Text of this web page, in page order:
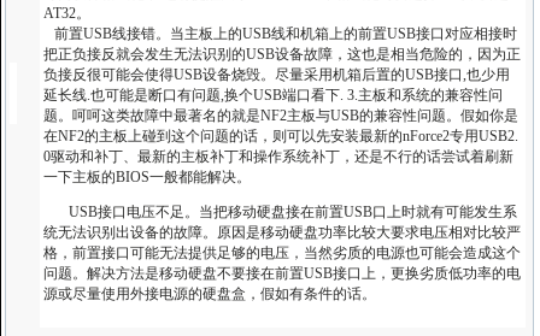
AT32。
前置USB线接错。当主板上的USB线和机箱上的前置USB接口对应相接时
把正负接反就会发生无法识别的USB设备故障，这也是相当危险的，因为正
负接反很可能会使得USB设备烧毁。尽量采用机箱后置的USB接口,也少用
延长线.也可能是断口有问题,换个USB端口看下. 3.主板和系统的兼容性问
题。呵呵这类故障中最著名的就是NF2主板与USB的兼容性问题。假如你是
在NF2的主板上碰到这个问题的话，则可以先安装最新的nForce2专用USB2.
0驱动和补丁、最新的主板补丁和操作系统补丁，还是不行的话尝试着刷新
一下主板的BIOS一般都能解决。
USB接口电压不足。当把移动硬盘接在前置USB口上时就有可能发生系
统无法识别出设备的故障。原因是移动硬盘功率比较大要求电压相对比较严
格，前置接口可能无法提供足够的电压，当然劣质的电源也可能会造成这个
问题。解决方法是移动硬盘不要接在前置USB接口上，更换劣质低功率的电
源或尽量使用外接电源的硬盘盒，假如有条件的话。